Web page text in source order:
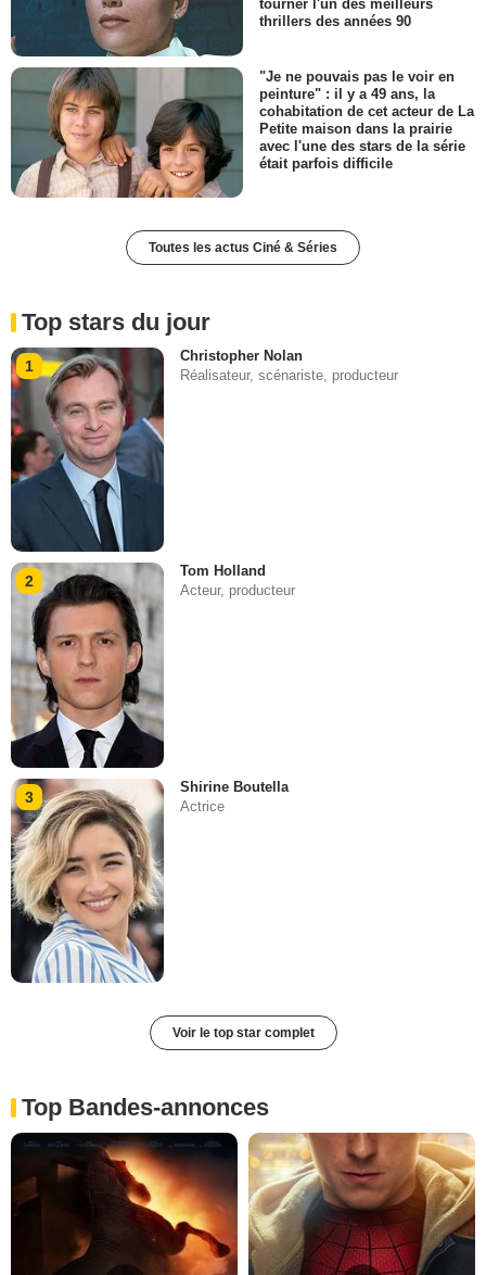
tourner l'un des meilleurs
thrillers des années 90
"Je ne pouvais pas le voir en
peinture" : il y a 49 ans, la
cohabitation de cet acteur de La
Petite maison dans la prairie
avec l'une des stars de la série
était parfois difficile
Toutes les actus Ciné & Séries
Top stars du jour
1
Christopher Nolan
Réalisateur, scénariste, producteur
2
Tom Holland
Acteur, producteur
3
Shirine Boutella
Actrice
Voir le top star complet
Top Bandes-annonces